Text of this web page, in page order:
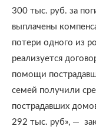
300 тыс. руб. за
выплачены
потери одного из
реализуется
помощи
семей получили
пострадавших
292 тыс. руб», —